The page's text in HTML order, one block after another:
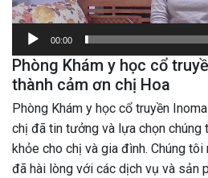
00:00
Phòng Khám y học cổ
thành cảm ơn chị Hoa
Phòng Khám y học cổ truyền
chị đã tin tưởng và lựa chọn
khỏe cho chị và gia đình. Chúng
đã hài lòng với các dịch vụ và sản